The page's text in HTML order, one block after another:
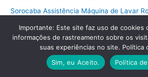
Sorocaba Assistência Máquina de Lavar
Sorocaba Assistência Máquina de Lavar
Sorocaba Assistência Máquina de Secar
Sorocaba Assistência Máquina de Lavar
Sorocaba Assistência Lava e Seca
Importante: Este site faz uso de cookies
informações de rastreamento sobre os
suas experiências no site. Política
Sim, eu Aceito.
Política